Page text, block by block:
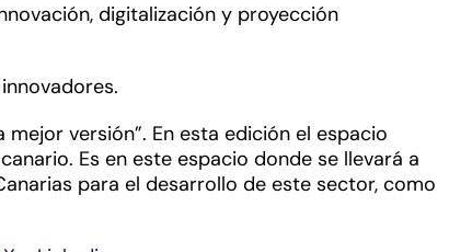
digitalización y proyección
versión”. En esta edición el espacio
Es en este espacio donde se llevará a
para el desarrollo de este sector, como